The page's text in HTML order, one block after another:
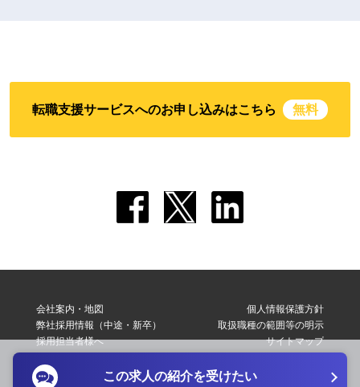
転職支援サービスへのお申し込みはこちら 無料
会社案内・地図
弊社採用情報（中途・新卒）
採用担当者様へ
個人情報保護方針
取扱職種の範囲等の明示
サイトマップ
この求人の紹介を受けたい